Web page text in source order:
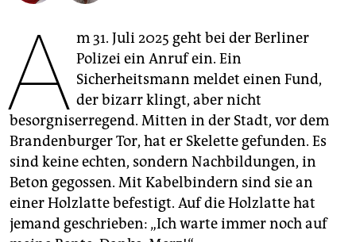
epaper login
A m 31. Juli 2025 geht bei der Berliner
Polizei ein Anruf ein. Ein
Sicherheitsmann meldet einen Fund,
der bizarr klingt, aber nicht
besorgniserregend. Mitten in der Stadt, vor dem
Brandenburger Tor, hat er Skelette gefunden. Es
sind keine echten, sondern Nachbildungen, in
Beton gegossen. Mit Kabelbindern sind sie an
einer Holzlatte befestigt. Auf die Holzlatte hat
jemand geschrieben: „Ich warte immer noch auf